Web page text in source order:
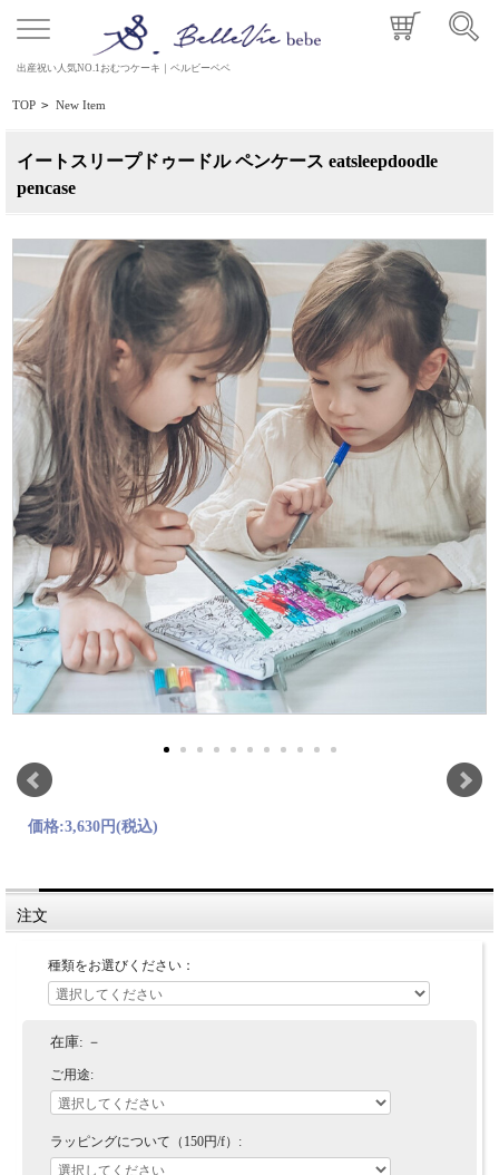
出産祝い人気NO.1おむつケーキ｜ベルビーベベ
TOP > New Item
イートスリープドゥードル ペンケース eatsleepdoodle
pencase
価格:3,630円(税込)
注文
種類をお選びください：
在庫: －
ご用途:
ラッピングについて（150円/f）: